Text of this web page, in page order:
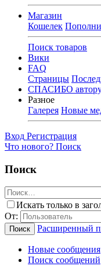
Магазин
Кошелек
Поиск товаров
Вики
FAQ
Страницы
СПАСИБО
Разное
Галерея Новые
Вход Регистрация
Что нового? Поиск
Поиск
Искать только в
От:
Поиск Расширенный
Новые сообщения
Поиск сообщений